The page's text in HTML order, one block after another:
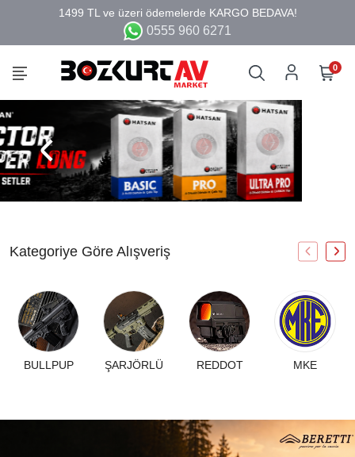
0555 960 6271
0
Kategoriye Göre Alışveriş
BULLPUP ŞARJÖRLÜ REDDOT MKE